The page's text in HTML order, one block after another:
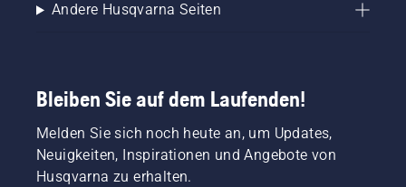
Andere Husqvarna Seiten
Bleiben Sie auf dem Laufenden!
Melden Sie sich noch heute an, um Updates,
Neuigkeiten, Inspirationen und Angebote von
Husqvarna zu erhalten.